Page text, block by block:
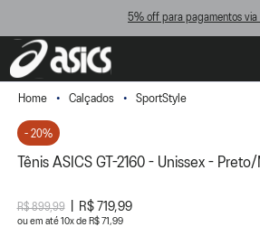
5% off para pagamentos via
Calçados SportStyle
- 20%
Tênis ASICS GT-2160 - Unissex -
R$ 899,99 R$ 719,99
ou 10xde R$ 71,99